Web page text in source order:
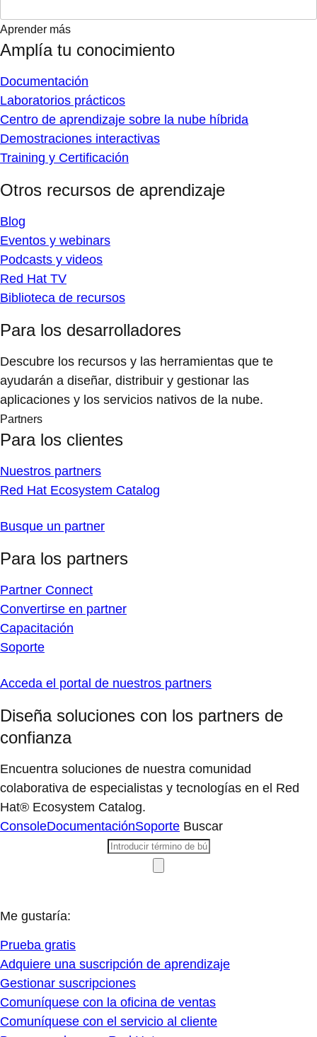
Aprender más
Amplía tu conocimiento
Documentación
Laboratorios prácticos
Centro de aprendizaje sobre la nube híbrida
Demostraciones interactivas
Training y Certificación
Otros recursos de aprendizaje
Blog
Eventos y webinars
Podcasts y videos
Red Hat TV
Biblioteca de recursos
Para los desarrolladores
Descubre los recursos y las herramientas que te
ayudarán a diseñar, distribuir y gestionar las
aplicaciones y los servicios nativos de la nube.
Partners
Para los clientes
Nuestros partners
Red Hat Ecosystem Catalog
Busque un partner
Para los partners
Partner Connect
Convertirse en partner
Capacitación
Soporte
Acceda el portal de nuestros partners
Diseña soluciones con los partners de
confianza
Encuentra soluciones de nuestra comunidad
colaborativa de especialistas y tecnologías en el Red
Hat® Ecosystem Catalog.
ConsoleDocumentaciónSoporte Buscar
Me gustaría:
Prueba gratis
Adquiere una suscripción de aprendizaje
Gestionar suscripciones
Comuníquese con la oficina de ventas
Comuníquese con el servicio al cliente